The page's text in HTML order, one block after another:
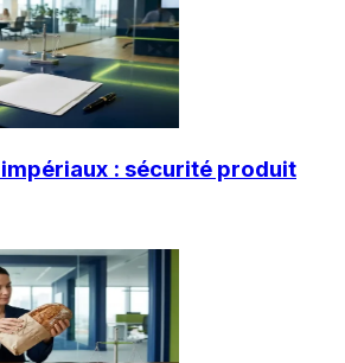
: sécurité produit